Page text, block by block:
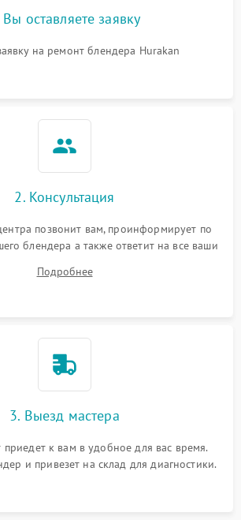
Вы оставляете заявку
на ремонт блендера Hurakan
2. Консультация
позвонит вам, проинформирует по
блендера а также ответит на все ваши
Подробнее
3. Выезд мастера
приедет к вам в удобное для вас время.
и привезет на склад для диагностики.